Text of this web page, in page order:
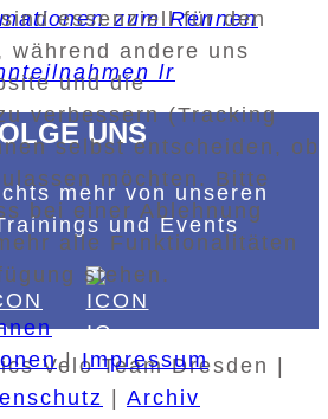
zum Rennen
UNS
mehr von unseren
und Events
Velo Team Dresden |
Archiv
essenziell für den
andere uns
und die
verbessern (Tracking
selbst entscheiden, ob
möchten. Bitte
bei einer Ablehnung
alle Funktionalitäten
stehen.
|Impressum